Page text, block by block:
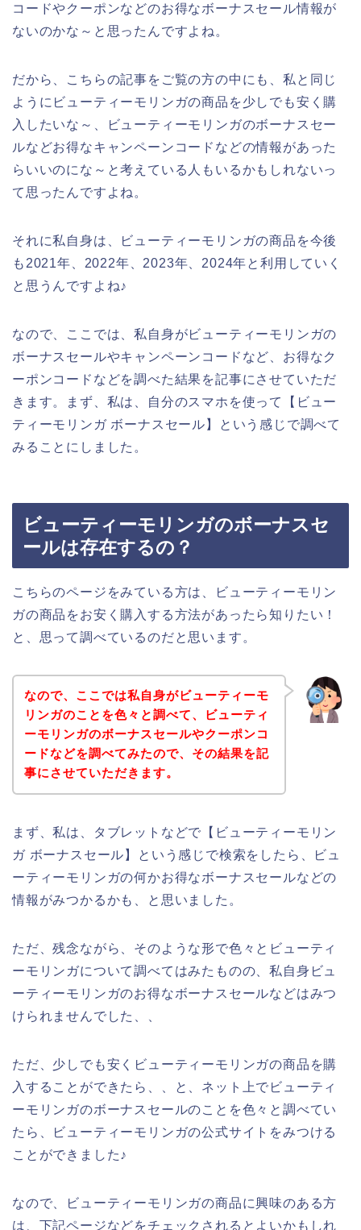
コードやクーポンなどのお得なボーナスセール情報が
ないのかな～と思ったんですよね。
だから、こちらの記事をご覧の方の中にも、私と同じ
ようにビューティーモリンガの商品を少しでも安く購
入したいな～、ビューティーモリンガのボーナスセー
ルなどお得なキャンペーンコードなどの情報があった
らいいのにな～と考えている人もいるかもしれないっ
て思ったんですよね。
それに私自身は、ビューティーモリンガの商品を今後
も2021年、2022年、2023年、2024年と利用していく
と思うんですよね♪
なので、ここでは、私自身がビューティーモリンガの
ボーナスセールやキャンペーンコードなど、お得なク
ーポンコードなどを調べた結果を記事にさせていただ
きます。まず、私は、自分のスマホを使って【ビュー
ティーモリンガ ボーナスセール】という感じで調べて
みることにしました。
ビューティーモリンガのボーナスセ
ールは存在するの？
こちらのページをみている方は、ビューティーモリン
ガの商品をお安く購入する方法があったら知りたい！
と、思って調べているのだと思います。
なので、ここでは私自身がビューティーモ
リンガのことを色々と調べて、ビューティ
ーモリンガのボーナスセールやクーポンコ
ードなどを調べてみたので、その結果を記
事にさせていただきます。
まず、私は、タブレットなどで【ビューティーモリン
ガ ボーナスセール】という感じで検索をしたら、ビュ
ーティーモリンガの何かお得なボーナスセールなどの
情報がみつかるかも、と思いました。
ただ、残念ながら、そのような形で色々とビューティ
ーモリンガについて調べてはみたものの、私自身ビュ
ーティーモリンガのお得なボーナスセールなどはみつ
けられませんでした、、
ただ、少しでも安くビューティーモリンガの商品を購
入することができたら、、と、ネット上でビューティ
ーモリンガのボーナスセールのことを色々と調べてい
たら、ビューティーモリンガの公式サイトをみつける
ことができました♪
なので、ビューティーモリンガの商品に興味のある方
は、下記ページなどをチェックされるとよいかもしれ